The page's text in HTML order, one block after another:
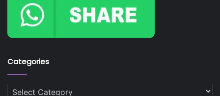
Categories
Categories